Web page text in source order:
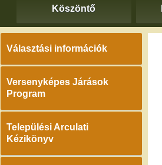
Köszöntő
Választási információk
Versenyképes Járások
Program
Települési Arculati
Kézikönyv